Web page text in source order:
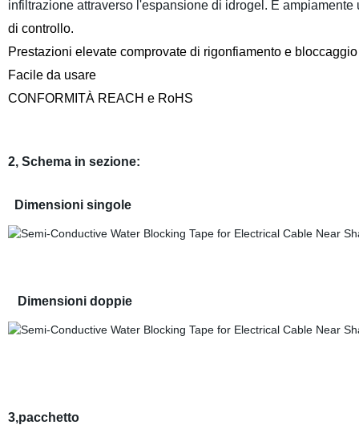
infiltrazione attraverso l'espansione di idrogel. È ampiamente
di controllo.
Prestazioni elevate comprovate di rigonfiamento e
Facile da usare
CONFORMITÀ REACH e RoHS
2,Schema in sezione:
Dimensioni singole
Dimensioni doppie
3,pacchetto